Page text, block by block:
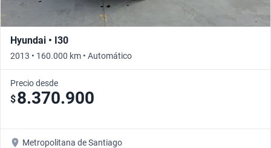
Hyundai • I30
2013 • 160.000 km • Automático
Precio desde
$8.370.900
Metropolitana de Santiago